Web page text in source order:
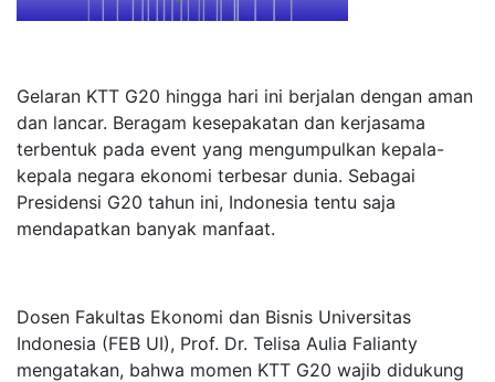
Gelaran KTT G20 hingga hari ini berjalan dengan aman
dan lancar. Beragam kesepakatan dan kerjasama
terbentuk pada event yang mengumpulkan kepala-
kepala negara ekonomi terbesar dunia. Sebagai
Presidensi G20 tahun ini, Indonesia tentu saja
mendapatkan banyak manfaat.
Dosen Fakultas Ekonomi dan Bisnis Universitas
Indonesia (FEB UI), Prof. Dr. Telisa Aulia Falianty
mengatakan, bahwa momen KTT G20 wajib didukung